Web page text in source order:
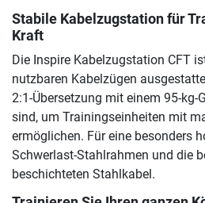
Stabile Kabelzugstation für
Kraft
Die Inspire Kabelzugstation CFT
nutzbaren Kabelzügen
2:1-Übersetzung mit einem 95-kg-
sind, um Trainingseinheiten mit
ermöglichen. Für eine besonders
Schwerlast-Stahlrahmen und die
beschichteten Stahlkabel.